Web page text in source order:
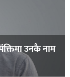
उनकै नाम